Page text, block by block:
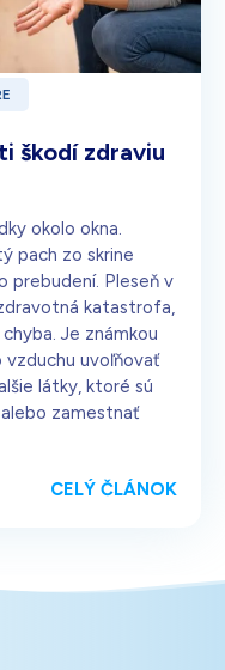
škodí zdraviu
okolo okna.
pach zo skrine
prebudení. Pleseň v
katastrofa,
Je známkou
uvoľňovať
látky, ktoré sú
zamestnať
CELÝ ČLÁNOK